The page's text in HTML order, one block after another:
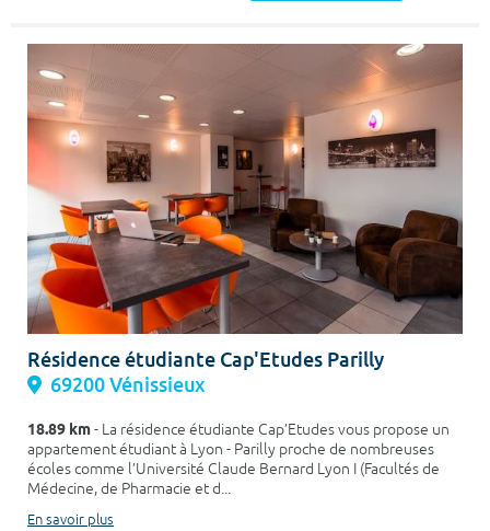
Résidence étudiante Cap'Etudes Parilly
69200 Vénissieux
18.89 km- La résidence étudiante Cap’Etudes vous propose un
appartement étudiant à Lyon - Parilly proche de nombreuses
écoles comme l’Université Claude Bernard Lyon I (Facultés de
Médecine, de Pharmacie et d...
En savoir plus